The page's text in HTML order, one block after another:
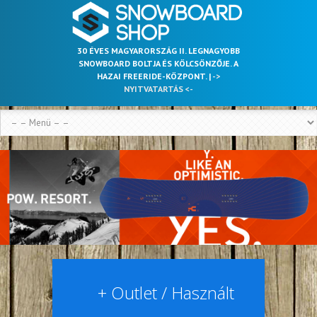
30 ÉVES MAGYARORSZÁG II. LEGNAGYOBB
SNOWBOARD BOLTJA ÉS KÖLCSÖNZŐJE. A
HAZAI FREERIDE-KÖZPONT. | ->
NYITVATARTÁS <-
+ Outlet / Használt